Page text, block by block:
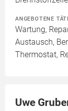
ANGEBOTENE
Wartung,
Austausch,
Thermostat,
Uwe